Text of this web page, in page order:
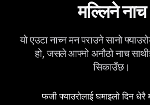
मल्लिने नाच
यो एउटा नाच्न मन पराउने सानो
हो, जसले आफ्नो अनौठो नाच
सिकाउँछ।
फजी फ्याउरोलाई घमाइलो दिन धेरै